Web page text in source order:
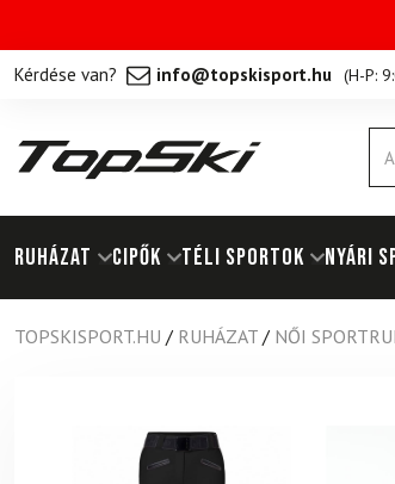
Kérdése van? info@topskisport.hu (H-P:
RUHÁZAT Cipők TÉLI SPORTOK NYÁRI
TOPSKISPORT.HU / RUHÁZAT / NŐI